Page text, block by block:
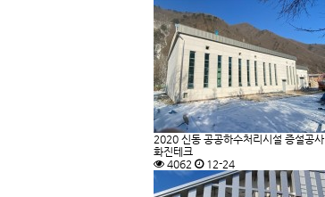
2020 신동 공공하수처리시설 증설공사
화진테크
4062
12-24